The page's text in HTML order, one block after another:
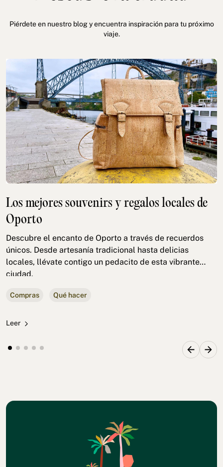
Piérdete en nuestro blog y encuentra inspiración para tu próximo
viaje.
Los mejores souvenirs y regalos locales de
Oporto
Descubre el encanto de Oporto a través de recuerdos
únicos. Desde artesanía tradicional hasta delicias
locales, llévate contigo un pedacito de esta vibrante
ciudad.
Compras Qué hacer
Leer